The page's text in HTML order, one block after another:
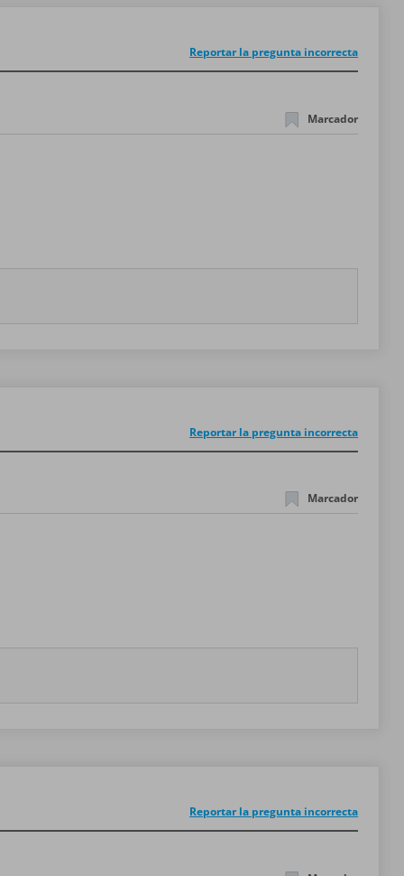
Reportar la pregunta incorrecta
Marcador
Reportar la pregunta incorrecta
Marcador
Reportar la pregunta incorrecta